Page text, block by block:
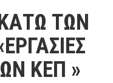
ΤΩΝ
ΚΕΠ »